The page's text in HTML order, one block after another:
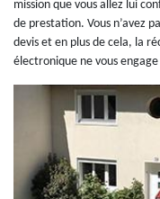
mission que vous allez lui
de prestation. Vous n’avez
devis et en plus de cela, la
électronique ne vous engage